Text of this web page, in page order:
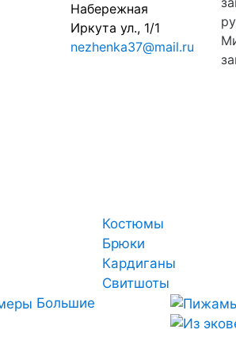
Набережная
Иркута ул., 1/1
nezhenka37@mail.ru
Костюмы
Брюки
Кардиганы
Свитшоты
Большие